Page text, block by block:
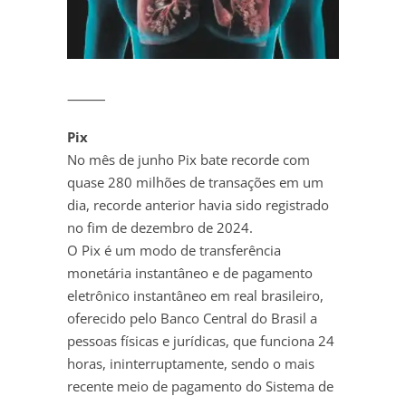
⸻
Pix
No mês de junho Pix bate recorde com
quase 280 milhões de transações em um
dia, recorde anterior havia sido registrado
no fim de dezembro de 2024.
O Pix é um modo de transferência
monetária instantâneo e de pagamento
eletrônico instantâneo em real brasileiro,
oferecido pelo Banco Central do Brasil a
pessoas físicas e jurídicas, que funciona 24
horas, ininterruptamente, sendo o mais
recente meio de pagamento do Sistema de